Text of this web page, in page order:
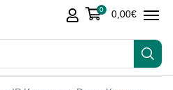
0 0,00€